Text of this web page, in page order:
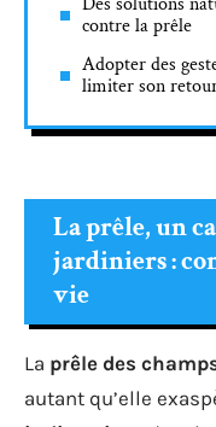
contre la prêle
Adopter des
limiter son
La prêle, un
jardiniers :
vie
La prêle des
autant qu’elle